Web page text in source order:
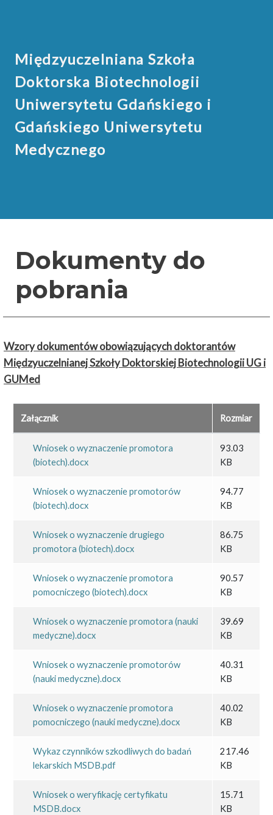
Międzyuczelniana Szkoła
Doktorska Biotechnologii
Uniwersytetu Gdańskiego i
Gdańskiego Uniwersytetu
Medycznego
Dokumenty do
pobrania
Wzory dokumentów obowiązujących doktorantów
Międzyuczelnianej Szkoły Doktorskiej Biotechnologii UG i
GUMed
Załącznik Rozmiar
Wniosek o wyznaczenie promotora
(biotech).docx
93.03
KB
Wniosek o wyznaczenie promotorów
(biotech).docx
94.77
KB
Wniosek o wyznaczenie drugiego
promotora (biotech).docx
86.75
KB
Wniosek o wyznaczenie promotora
pomocniczego (biotech).docx
90.57
KB
Wniosek o wyznaczenie promotora (nauki
medyczne).docx
39.69
KB
Wniosek o wyznaczenie promotorów
(nauki medyczne).docx
40.31
KB
Wniosek o wyznaczenie promotora
pomocniczego (nauki medyczne).docx
40.02
KB
Wykaz czynników szkodliwych do badań
lekarskich MSDB.pdf
217.46
KB
Wniosek o weryfikację certyfikatu
MSDB.docx
15.71
KB